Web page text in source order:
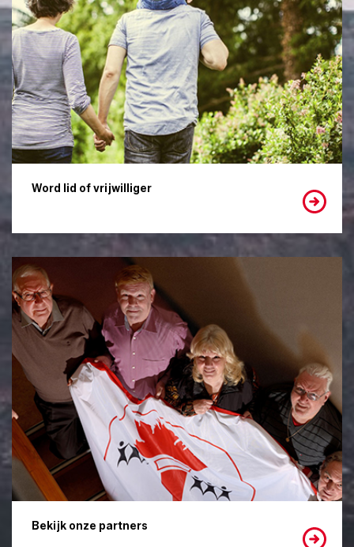
Word lid of vrijwilliger
Bekijk onze partners